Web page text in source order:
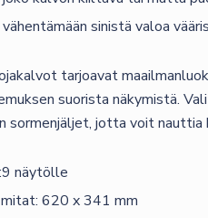
sinistä valoa
tarjoavat
suorista näkymistä.
sormenjäljet, jotta voit nauttia
näytölle
620 x 341 mm